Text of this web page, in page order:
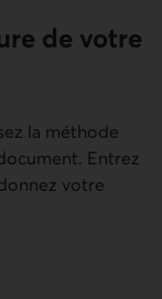
de votre
la méthode
Entrez
votre